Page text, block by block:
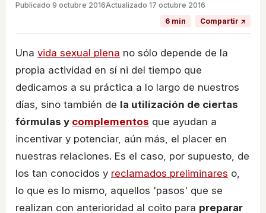
Publicado 9 octubre 2016Actualizado 17 octubre 2016
6 min
Compartir ↗
Una vida sexual plena no sólo depende de la
propia actividad en sí ni del tiempo que
dedicamos a su práctica a lo largo de nuestros
días, sino también de la utilización de ciertas
fórmulas y complementos que ayudan a
incentivar y potenciar, aún más, el placer en
nuestras relaciones. Es el caso, por supuesto, de
los tan conocidos y reclamados preliminares o,
lo que es lo mismo, aquellos 'pasos' que se
realizan con anterioridad al coito para preparar